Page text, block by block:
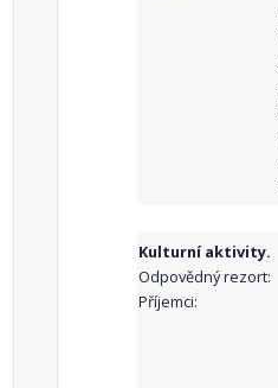
Kulturní aktivity.
Odpovědný rezort:
Příjemci: